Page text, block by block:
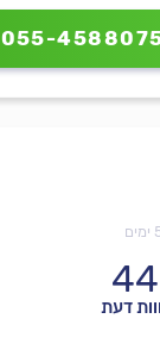
055-
44
דעת